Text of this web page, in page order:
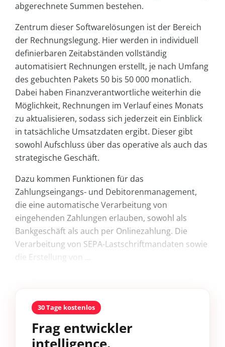
abgerechnete Summen bestehen.
Zentrum dieser Softwarelösungen ist der Bereich
der Rechnungslegung. Hier werden in individuell
definierbaren Zeitabständen vollständig
automatisiert Rechnungen erstellt, je nach Umfang
des gebuchten Pakets 50 bis 50 000 monatlich.
Dabei haben Finanzverantwortliche weiterhin die
Möglichkeit, Rechnungen im Verlauf eines Monats
zu aktualisieren, sodass sich jederzeit ein Einblick
in tatsächliche Umsatzdaten ergibt. Dieser gibt
sowohl Aufschluss über das operative als auch das
strategische Geschäft.
Dazu kommen Funktionen für das
Zahlungseingangs- und Debitorenmanagement,
die eine automatische Verarbeitung von
eingehenden Zahlungen erlauben, sowohl als
Bankgeschäft als auch per Onlinezahlung. Die
Verarbeitung von SEPA-Lastschriftmandaten sowie
die Erstellung von ...
30 Tage kostenlos
Frag entwickler